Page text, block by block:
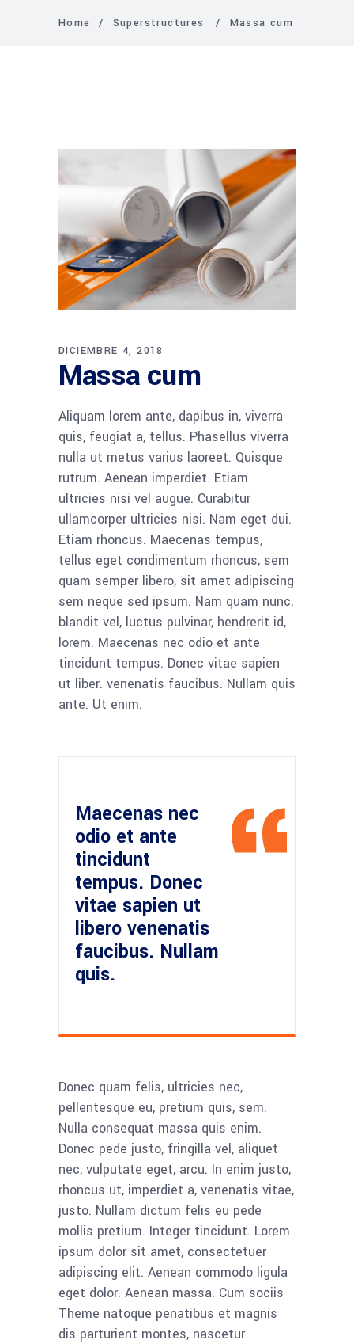
Home / Superstructures / Massa cum
DICIEMBRE 4, 2018
Massa cum
Aliquam lorem ante, dapibus in, viverra
quis, feugiat a, tellus. Phasellus viverra
nulla ut metus varius laoreet. Quisque
rutrum. Aenean imperdiet. Etiam
ultricies nisi vel augue. Curabitur
ullamcorper ultricies nisi. Nam eget dui.
Etiam rhoncus. Maecenas tempus,
tellus eget condimentum rhoncus, sem
quam semper libero, sit amet adipiscing
sem neque sed ipsum. Nam quam nunc,
blandit vel, luctus pulvinar, hendrerit id,
lorem. Maecenas nec odio et ante
tincidunt tempus. Donec vitae sapien
ut liber. venenatis faucibus. Nullam quis
ante. Ut enim.
Maecenas nec
odio et ante
tincidunt
tempus. Donec
vitae sapien ut
libero venenatis
faucibus. Nullam
quis.
Donec quam felis, ultricies nec,
pellentesque eu, pretium quis, sem.
Nulla consequat massa quis enim.
Donec pede justo, fringilla vel, aliquet
nec, vulputate eget, arcu. In enim justo,
rhoncus ut, imperdiet a, venenatis vitae,
justo. Nullam dictum felis eu pede
mollis pretium. Integer tincidunt. Lorem
ipsum dolor sit amet, consectetuer
adipiscing elit. Aenean commodo ligula
eget dolor. Aenean massa. Cum sociis
Theme natoque penatibus et magnis
dis parturient montes, nascetur